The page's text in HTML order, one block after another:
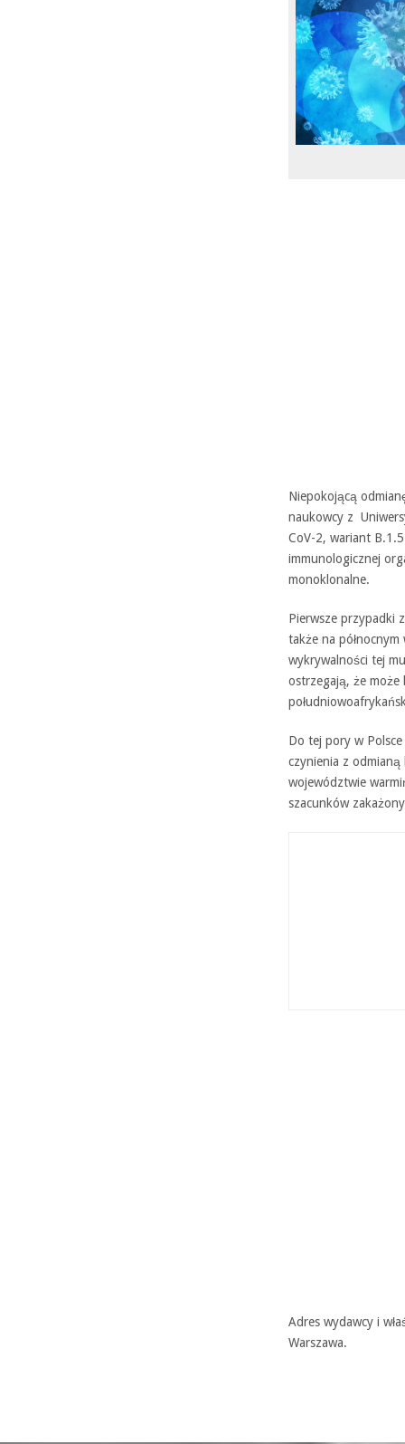
Niepokojącą
naukowcy z
CoV-2, wariant
immunologicznej
monoklonalne.
Pierwsze przypadki
także na
wykrywalności tej
ostrzegają, że
Do tej pory w
czynienia z
województwie
szacunków
Adres wydawcy i
Warszawa.